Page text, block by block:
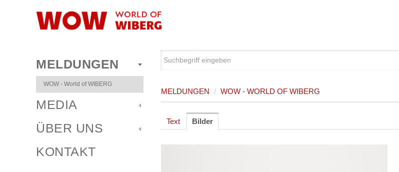
MELDUNGEN
WOW - World of WIBERG
MEDIA
ÜBER UNS
KONTAKT
MELDUNGEN / WOW - WORLD OF WIBERG
Text Bilder